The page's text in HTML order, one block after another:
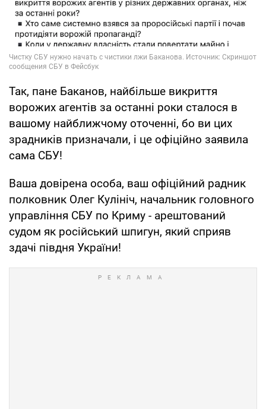
Так, пане Баканов, найбільше викриття
ворожих агентів за останні роки сталося в
вашому найближчому оточенні, бо ви цих
зрадників призначали, і це офіційно заявила
сама СБУ!
Ваша довірена особа, ваш офіційний радник
полковник Олег Кулініч, начальник головного
управління СБУ по Криму - арештований
судом як російський шпигун, який сприяв
здачі півдня України!